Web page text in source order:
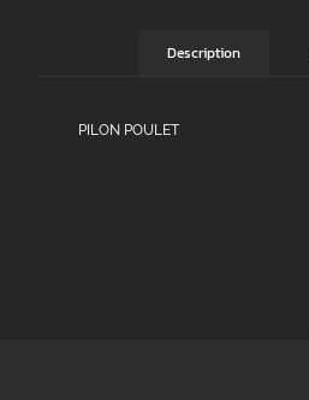
Description
PILON POULET